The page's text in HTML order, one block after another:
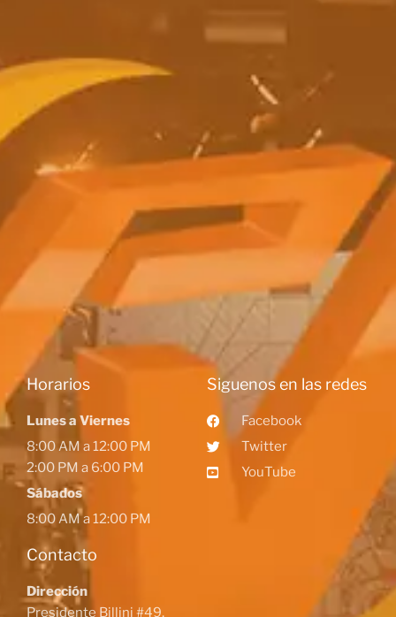
Horarios
Lunes a Viernes
8:00 AM a 12:00 PM
2:00 PM a 6:00 PM
Sábados
8:00 AM a 12:00 PM
Contacto
Dirección
Presidente Billini #49,
Siguenos en las redes
Facebook
Twitter
YouTube